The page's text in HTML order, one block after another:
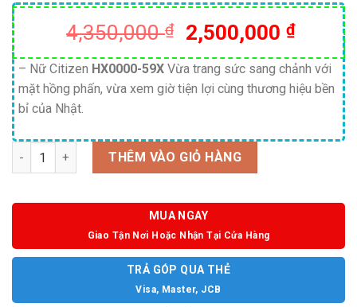
4,350,000₫
Giá
gốc
là:
4,350,000 ₫.
2,500,000 ₫Giá
hiện
tại
là:
– Nữ Citizen HX0000-59X Vừa trang sức sang chảnh với
mặt hồng phấn, vừa xem giờ tiện lợi cùng thương hiệu bền
bỉ của Nhật.
Số lượng THÊM VÀO GIỎ HÀNG
MUA NGAY
Giao Tận Nơi Hoặc Nhận Tại Cửa Hàng
TRẢ GÓP QUA THẺ
Visa, Master, JCB